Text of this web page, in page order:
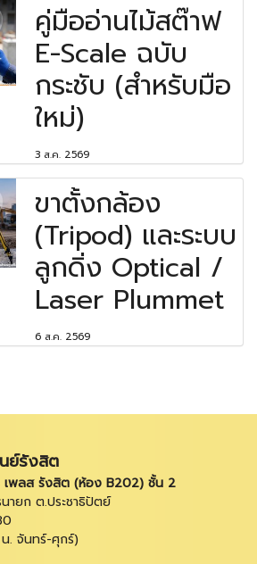
คู่มืออ่านไม้สต๊าฟ
E-Scale ฉบับ
กระชับ (สำหรับมือ
ใหม่)
3 ส.ค. 2569
ขาตั้งกล้อง
(Tripod) และระบบ
ลูกดิ่ง Optical /
Laser Plummet
6 ส.ค. 2569
ย์รังสิต
เพลส รังสิต (ห้อง B202) ชั้น 2
ายก ต.ประชาธิปัตย์
. จันทร์-ศุกร์)